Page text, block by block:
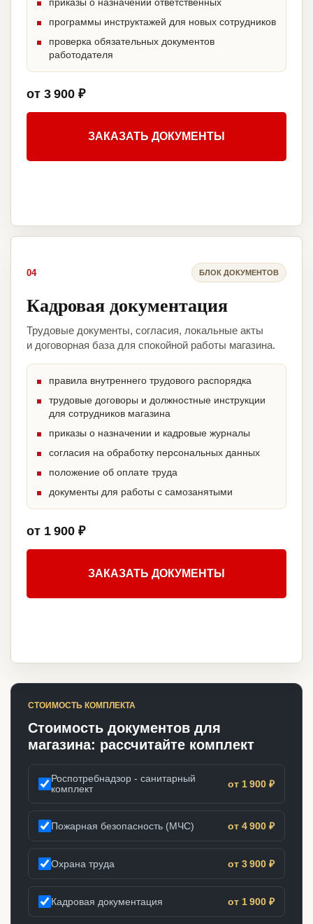
программы инструктажей для новых сотрудников
проверка обязательных документов
работодателя
от 3 900 ₽
ЗАКАЗАТЬ ДОКУМЕНТЫ
04 БЛОК ДОКУМЕНТОВ
Кадровая документация
Трудовые документы, согласия, локальные акты
и договорная база для спокойной работы магазина.
правила внутреннего трудового распорядка
трудовые договоры и должностные инструкции
для сотрудников магазина
приказы о назначении и кадровые журналы
согласия на обработку персональных данных
положение об оплате труда
документы для работы с самозанятыми
от 1 900 ₽
ЗАКАЗАТЬ ДОКУМЕНТЫ
СТОИМОСТЬ КОМПЛЕКТА
Стоимость документов для
магазина: рассчитайте комплект
Роспотребнадзор - санитарный
комплект
от 1 900 ₽
Пожарная безопасность (МЧС) от 4 900 ₽
Охрана труда от 3 900 ₽
Кадровая документация от 1 900 ₽